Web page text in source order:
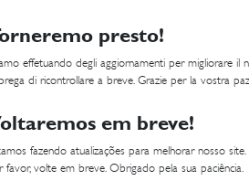
presto!
effetuando degli aggiornamenti per migliorare il
di ricontrollare a breve. Grazie per la vostra
em breve!
fazendo atualizações para melhorar nosso site.
favor, volte em breve. Obrigado pela sua paciência.